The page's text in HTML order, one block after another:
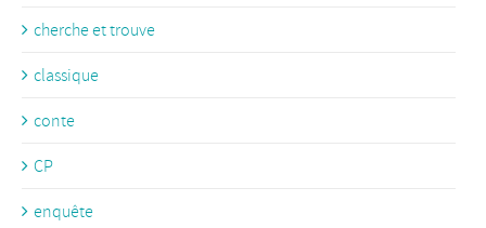
cherche et trouve
classique
conte
CP
enquête